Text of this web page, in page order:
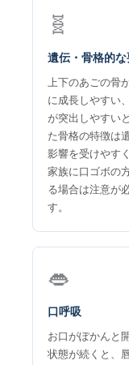
🧬
遺伝・骨格的な
上下のあごの骨
に成長しやすい
が突出しやすい
た骨格の特徴は
影響を受けやす
家族に口ゴボの
る場合は注意が
す。
👄
口呼吸
お口がぽかんと
状態が続くと、